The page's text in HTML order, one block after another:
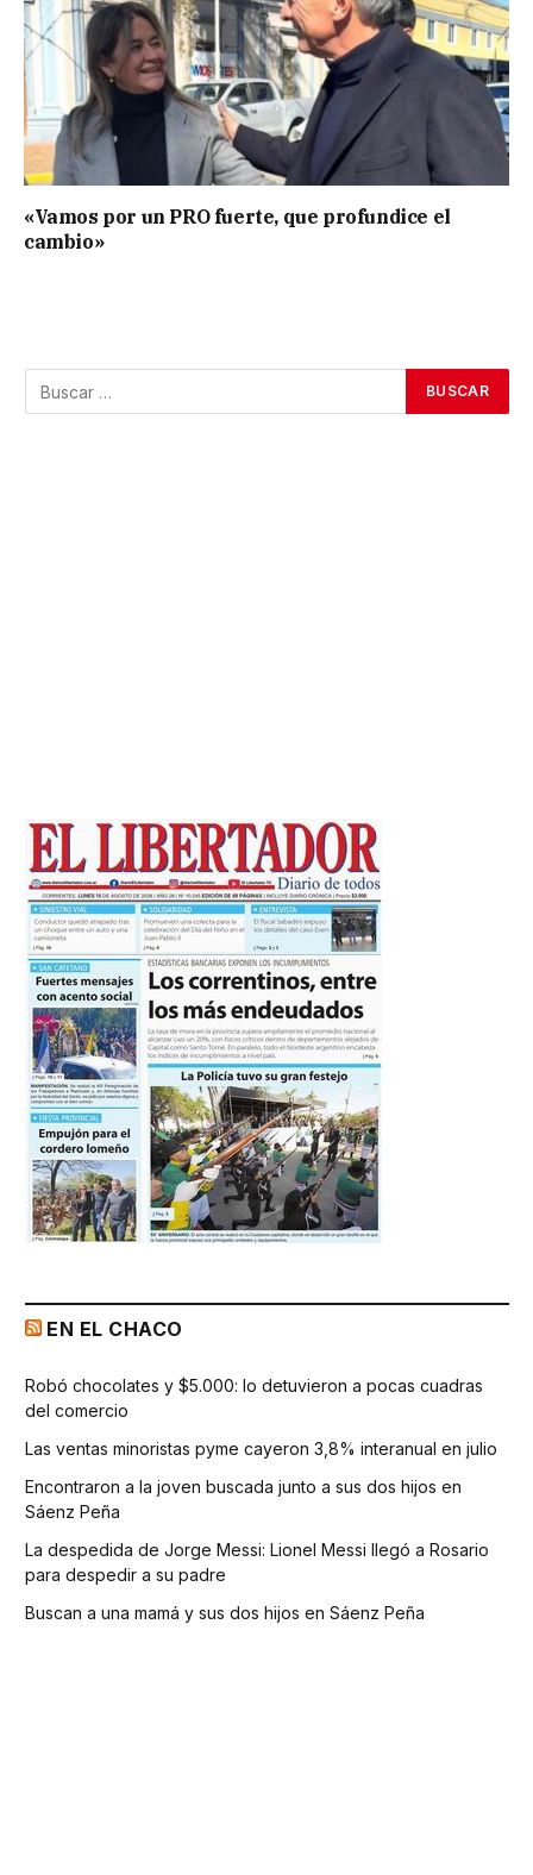
«Vamos por un PRO fuerte, que profundice el
cambio»
EN EL CHACO
Robó chocolates y $5.000: lo detuvieron a pocas cuadras
del comercio
Las ventas minoristas pyme cayeron 3,8% interanual en julio
Encontraron a la joven buscada junto a sus dos hijos en
Sáenz Peña
La despedida de Jorge Messi: Lionel Messi llegó a Rosario
para despedir a su padre
Buscan a una mamá y sus dos hijos en Sáenz Peña